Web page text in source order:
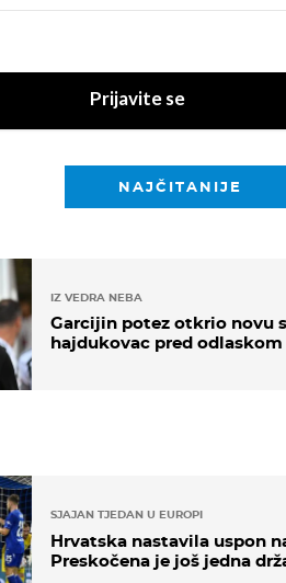
Prijavite se
NAJČITANIJE
IZ VEDRA NEBA
Garcijin potez otkrio novu
hajdukovac pred odlaskom
SJAJAN TJEDAN U EUROPI
Hrvatska nastavila uspon
Preskočena je još jedna